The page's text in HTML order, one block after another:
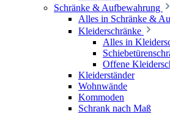
Schränke & Aufbewahrung
Alles in Schränke &
Kleiderschränke
Alles in
Offene
Kleiderständer
Wohnwände
Kommoden
Schrank nach Maß